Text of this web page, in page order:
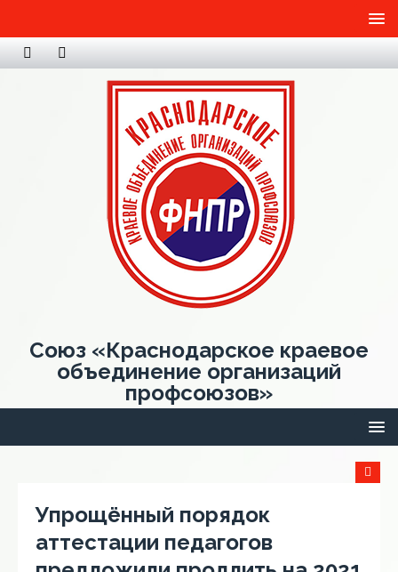
Союз «Краснодарское краевое
объединение организаций
профсоюзов»
Упрощённый порядок
аттестации педагогов